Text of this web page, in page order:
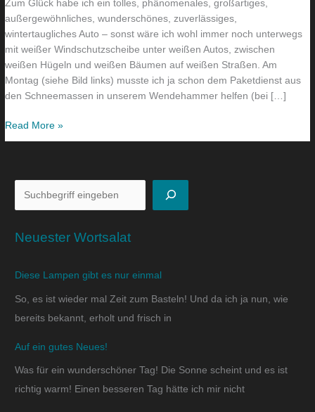
Zum Glück habe ich ein tolles, phänomenales, großartiges,
außergewöhnliches, wunderschönes, zuverlässiges,
wintertaugliches Auto – sonst wäre ich wohl immer noch unterwegs
mit weißer Windschutzscheibe unter weißen Autos, zwischen
weißen Hügeln und weißen Bäumen auf weißen Straßen. Am
Montag (siehe Bild links) musste ich ja schon dem Paketdienst aus
den Schneemassen in unserem Wendehammer helfen (bei […]
Read More »
Neuester Wortsalat
Diese Lampen gibt es nur einmal
So, es ist wieder mal Zeit zum Basteln! Und da ich ja nun, wie
bereits bekannt, erholt und frisch in
Auf ein gutes Neues!
Was für ein wunderschöner Tag! Die Sonne scheint und es ist
richtig warm! Einen besseren Tag hätte ich mir nicht